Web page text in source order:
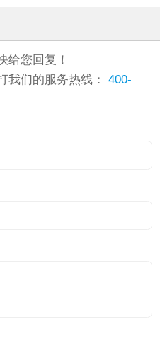
给您回复！
我们的服务热线： 400-